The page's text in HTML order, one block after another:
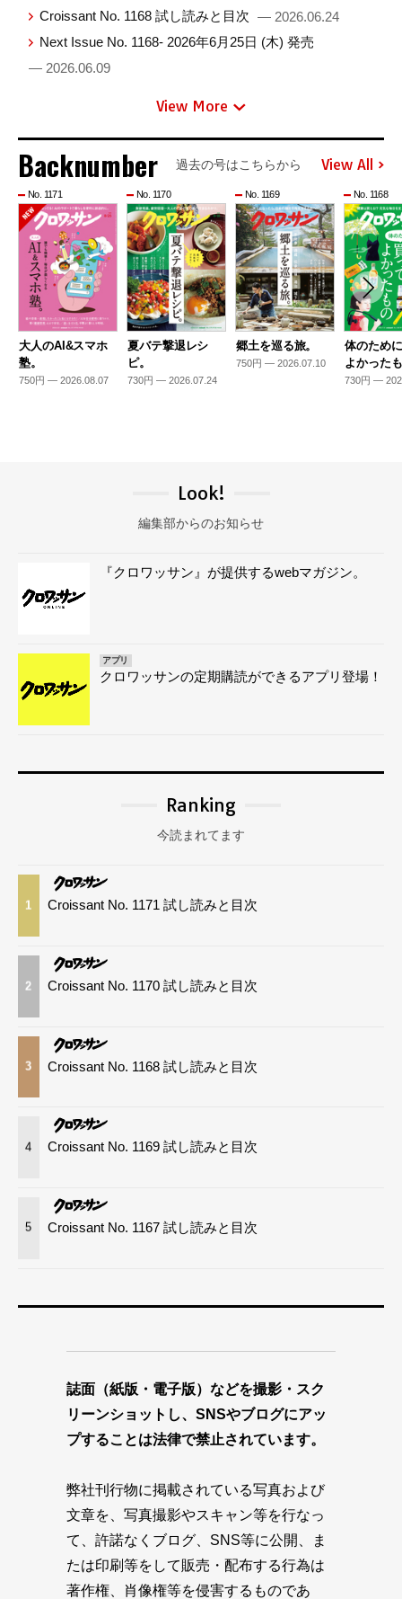
Croissant No. 1168 試し読みと目次 — 2026.06.24
Next Issue No. 1168- 2026年6月25日 (木) 発売
— 2026.06.09
View More
Backnumber 過去の号はこちらから View All
No. 1171
大人のAI&スマホ
塾。
750円 — 2026.08.07
No. 1170
夏バテ撃退レシ
ピ。
730円 — 2026.07.24
No. 1169
郷土を巡る旅。
750円 — 2026.07.10
No. 1168
体のため
よかった
730円 —
Look!
編集部からのお知らせ
『クロワッサン』が提供するwebマガジン。
アプリ
クロワッサンの定期購読ができるアプリ登場！
Ranking
今読まれてます
1 Croissant No. 1171 試し読みと目次
2 Croissant No. 1170 試し読みと目次
3 Croissant No. 1168 試し読みと目次
4 Croissant No. 1169 試し読みと目次
5 Croissant No. 1167 試し読みと目次
誌面（紙版・電子版）などを撮影・スク
リーンショットし、SNSやブログにアッ
プすることは法律で禁止されています。
弊社刊行物に掲載されている写真および
文章を、写真撮影やスキャン等を行なっ
て、許諾なくブログ、SNS等に公開、ま
たは印刷等をして販売・配布する行為は
著作権、肖像権等を侵害するものであ